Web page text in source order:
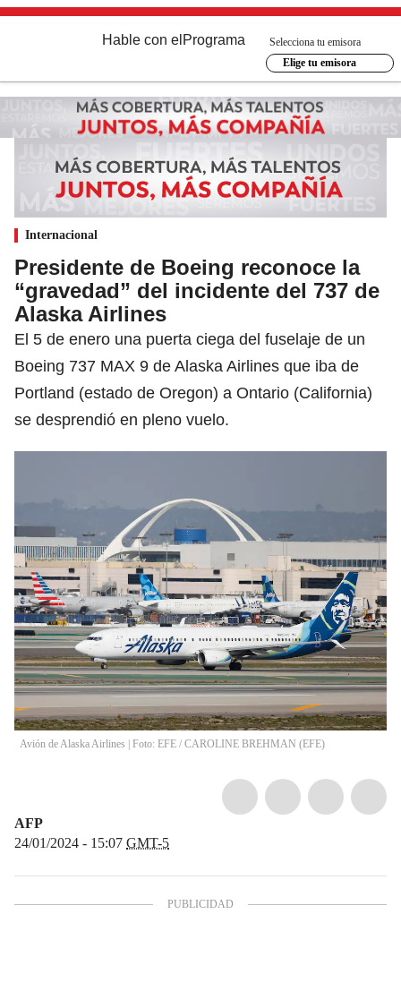
Hable con el Programa
Selecciona tu emisora
Elige tu emisora
Internacional
Presidente de Boeing reconoce la
“gravedad” del incidente del 737 de
Alaska Airlines
El 5 de enero una puerta ciega del fuselaje de un
Boeing 737 MAX 9 de Alaska Airlines que iba de
Portland (estado de Oregon) a Ontario (California)
se desprendió en pleno vuelo.
Avión de Alaska Airlines | Foto: EFE / CAROLINE BREHMAN (EFE)
AFP
24/01/2024 - 15:07 GMT-5